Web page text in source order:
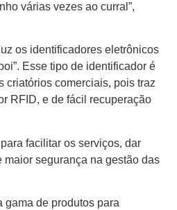
várias vezes ao curral”,
os identificadores eletrônicos
Esse tipo de identificador é
criatórios comerciais, pois traz
RFID, e de fácil recuperação
facilitar os serviços, dar
segurança na gestão das
gama de produtos para